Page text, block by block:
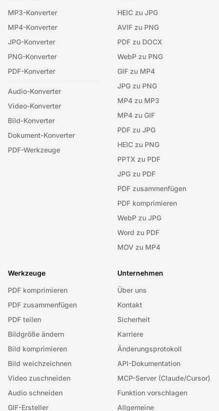
MP3-Konverter
MP4-Konverter
JPG-Konverter
PNG-Konverter
PDF-Konverter
Audio-Konverter
Video-Konverter
Bild-Konverter
Dokument-Konverter
PDF-Werkzeuge
HEIC zu JPG
AVIF zu PNG
PDF zu DOCX
WebP zu PNG
GIF zu MP4
JPG zu PNG
MP4 zu MP3
MP4 zu GIF
PDF zu JPG
HEIC zu PNG
PPTX zu PDF
JPG zu PDF
PDF zusammenfügen
PDF komprimieren
WebP zu JPG
Word zu PDF
MOV zu MP4
Werkzeuge
PDF komprimieren
PDF zusammenfügen
PDF teilen
Bildgröße ändern
Bild komprimieren
Bild weichzeichnen
Video zuschneiden
Audio schneiden
GIF-Ersteller
Unternehmen
Über uns
Kontakt
Sicherheit
Karriere
Änderungsprotokoll
API-Dokumentation
MCP-Server (Claude/Cursor)
Funktion vorschlagen
Allgemeine